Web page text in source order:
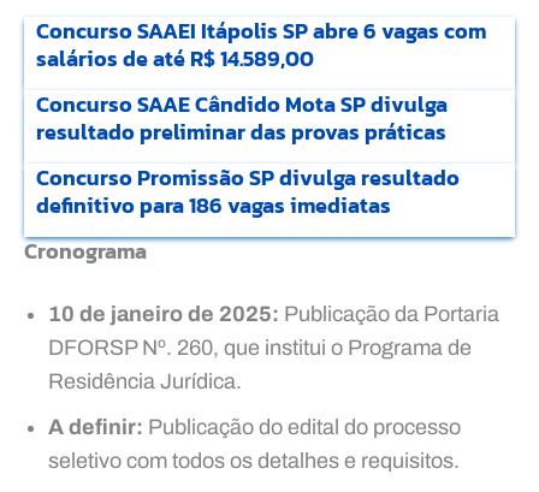
Concurso SAAEI Itápolis SP abre 6 vagas com
salários de até R$ 14.589,00
Concurso SAAE Cândido Mota SP divulga
resultado preliminar das provas práticas
Concurso Promissão SP divulga resultado
definitivo para 186 vagas imediatas
Cronograma
10 de janeiro de 2025: Publicação da Portaria
DFORSP Nº. 260, que institui o Programa de
Residência Jurídica.
A definir: Publicação do edital do processo
seletivo com todos os detalhes e requisitos.